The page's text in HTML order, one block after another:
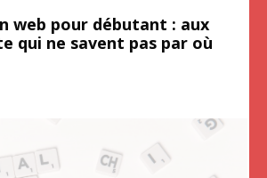
web pour débutant : aux
qui ne savent pas par où